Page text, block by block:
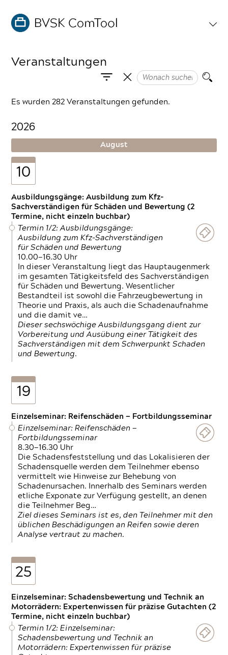
Veranstaltungen
Es wurden 282 Veranstaltungen gefunden.
2026
August
10
Ausbildungsgänge: Ausbildung zum Kfz-
Sachverständigen für Schäden und Bewertung (2
Termine, nicht einzeln buchbar)
Termin 1/2: Ausbildungsgänge:
Ausbildung zum Kfz-Sachverständigen
für Schäden und Bewertung
10.00—16.30 Uhr
In dieser Veranstaltung liegt das Hauptaugenmerk
im gesamten Tätigkeitsfeld des Sachverständigen
für Schäden und Bewertung. Wesentlicher
Bestandteil ist sowohl die Fahrzeugbewertung in
Theorie und Praxis, als auch die Schadenaufnahme
und die damit ve…
Dieser sechswöchige Ausbildungsgang dient zur
Vorbereitung und Ausübung einer Tätigkeit des
Sachverständigen mit dem Schwerpunkt Schaden
und Bewertung.
19
Einzelseminar: Reifenschäden — Fortbildungsseminar
Einzelseminar: Reifenschäden —
Fortbildungsseminar
8.30—16.30 Uhr
Die Schadensfeststellung und das Lokalisieren der
Schadensquelle werden dem Teilnehmer ebenso
vermittelt wie Hinweise zur Behebung von
Schadenursachen. Innerhalb des Seminars werden
etliche Exponate zur Verfügung gestellt, an denen
die Teilnehmer Beg…
Ziel dieses Seminars ist es, den Teilnehmer mit den
üblichen Beschädigungen an Reifen sowie deren
Analyse vertraut zu machen.
25
Einzelseminar: Schadensbewertung und Technik an
Motorrädern: Expertenwissen für präzise Gutachten (2
Termine, nicht einzeln buchbar)
Termin 1/2: Einzelseminar:
Schadensbewertung und Technik an
Motorrädern: Expertenwissen für präzise